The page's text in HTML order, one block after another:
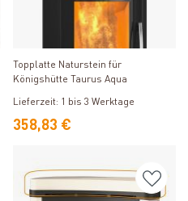
Produkt ansehen
Topplatte Naturstein für
Königshütte Taurus Aqua
Lieferzeit: 1 bis 3 Werktage
358,83 €